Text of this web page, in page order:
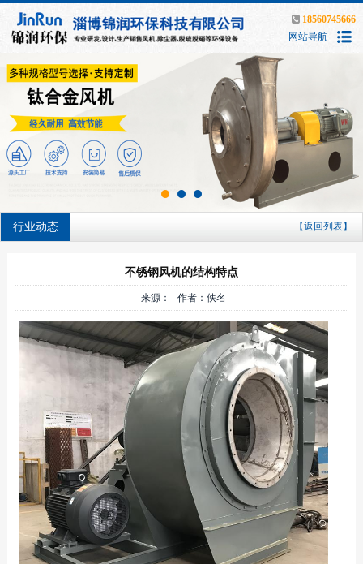
18560745666
网站导航
行业动态 【返回列表】
不锈钢风机的结构特点
来源： 作者：佚名